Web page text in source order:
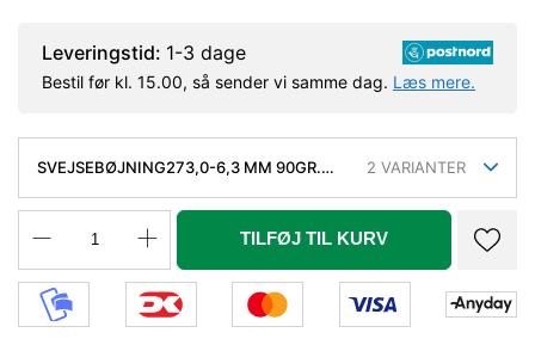
Leveringstid: 1-3 dage
Bestil før kl. 15.00, så sender vi samme dag. Læs mere.
SVEJSEBØJNING273,0-6,3 MM 90GR.
P235GH, 3D
2 VARIANTER
TILFØJ TIL KURV